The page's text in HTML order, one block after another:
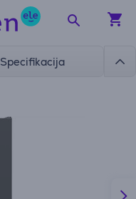
Specifikacija